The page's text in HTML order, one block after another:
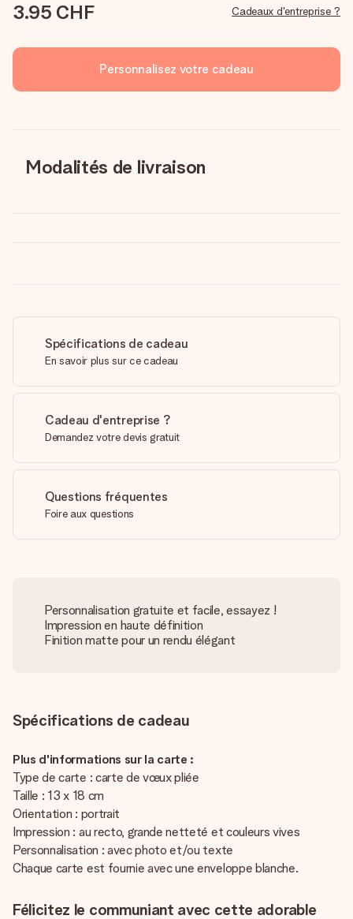
3.95 CHF Cadeaux d'entreprise ?
Personnalisez votre cadeau
Modalités de livraison
Spécifications de cadeau
En savoir plus sur ce cadeau
Cadeau d'entreprise ?
Demandez votre devis gratuit
Questions fréquentes
Foire aux questions
Personnalisation gratuite et facile, essayez !
Impression en haute définition
Finition matte pour un rendu élégant
Spécifications de cadeau
Plus d'informations sur la carte :
Type de carte : carte de vœux pliée
Taille : 13 x 18 cm
Orientation : portrait
Impression : au recto, grande netteté et couleurs vives
Personnalisation : avec photo et/ou texte
Chaque carte est fournie avec une enveloppe blanche.
Félicitez le communiant avec cette adorable